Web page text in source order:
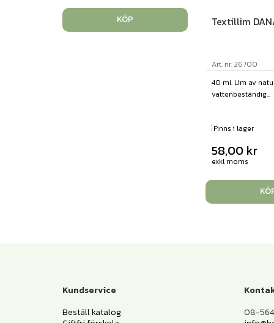
KÖP Textillim
Art. nr: 26700
40 ml. Lim av
vattenbeständig...
Finns i lager
58,00 kr
exkl moms
Kundservice
Beställ katalog
08-564